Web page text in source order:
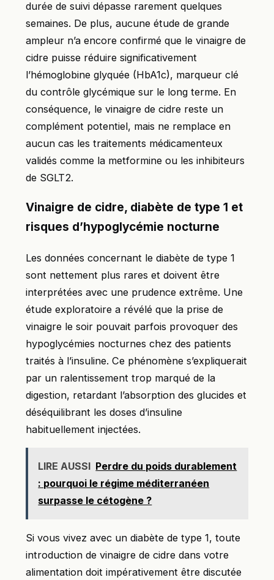
durée de suivi dépasse rarement quelques
semaines. De plus, aucune étude de grande
ampleur n’a encore confirmé que le vinaigre de
cidre puisse réduire significativement
l’hémoglobine glyquée (HbA1c), marqueur clé
du contrôle glycémique sur le long terme. En
conséquence, le vinaigre de cidre reste un
complément potentiel, mais ne remplace en
aucun cas les traitements médicamenteux
validés comme la metformine ou les inhibiteurs
de SGLT2.
Vinaigre de cidre, diabète de type 1 et
risques d’hypoglycémie nocturne
Les données concernant le diabète de type 1
sont nettement plus rares et doivent être
interprétées avec une prudence extrême. Une
étude exploratoire a révélé que la prise de
vinaigre le soir pouvait parfois provoquer des
hypoglycémies nocturnes chez des patients
traités à l’insuline. Ce phénomène s’expliquerait
par un ralentissement trop marqué de la
digestion, retardant l’absorption des glucides et
déséquilibrant les doses d’insuline
habituellement injectées.
LIRE AUSSI Perdre du poids durablement
: pourquoi le régime méditerranéen
surpasse le cétogène ?
Si vous vivez avec un diabète de type 1, toute
introduction de vinaigre de cidre dans votre
alimentation doit impérativement être discutée